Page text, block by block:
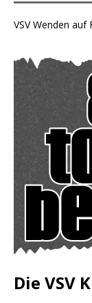
VSV Wenden auf
Die VSV